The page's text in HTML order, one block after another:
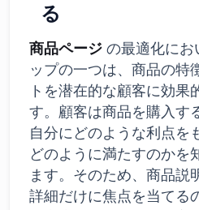
る
商品ページ の最適化にお
ップの一つは、商品の特
トを潜在的な顧客に効果
す。顧客は商品を購入す
自分にどのような利点を
どのように満たすのかを
ます。そのため、商品説
詳細だけに焦点を当てる